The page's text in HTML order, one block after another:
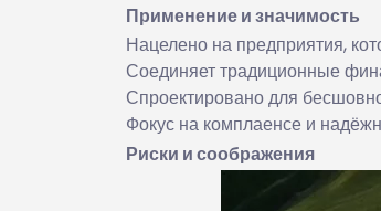
Применение и значимость
Нацелено на предприятия,
Соединяет традиционные
Спроектировано для
Фокус на комплаенсе и
Риски и соображения